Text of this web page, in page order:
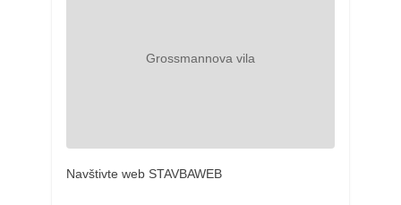
Navštivte web STAVBAWEB